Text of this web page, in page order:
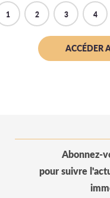
1 2 3 4
ACCÉDER
Abonnez-
pour suivre